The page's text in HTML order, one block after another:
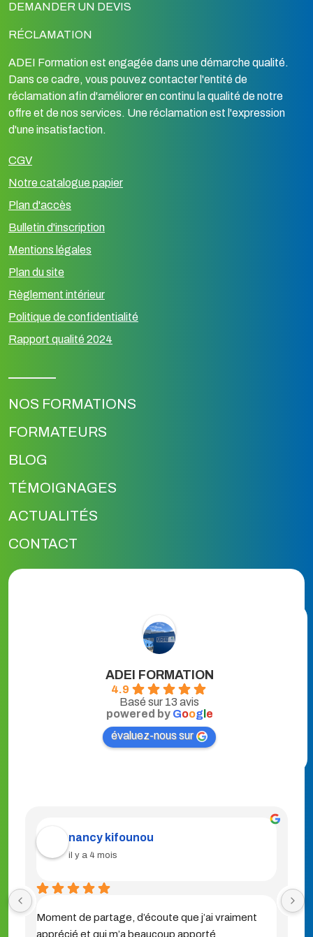
DEMANDER UN DEVIS
RÉCLAMATION
ADEI Formation est engagée dans une démarche qualité.
Dans ce cadre, vous pouvez contacter l'entité de
réclamation afin d'améliorer en continu la qualité de notre
offre et de nos services. Une réclamation est l'expression
d'une insatisfaction.
CGV
Notre catalogue papier
Plan d'accès
Bulletin d'inscription
Mentions légales
Plan du site
Règlement intérieur
Politique de confidentialité
Rapport qualité 2024
NOS FORMATIONS
FORMATEURS
BLOG
TÉMOIGNAGES
ACTUALITÉS
CONTACT
ADEI FORMATION
4.9
Basé sur 13 avis
powered by Goog e
évaluez-nous sur
nancy kifounou
il y a 4 mois
Moment de partage, d’écoute que j’ai vraiment
apprécié et qui m’a beaucoup apporté